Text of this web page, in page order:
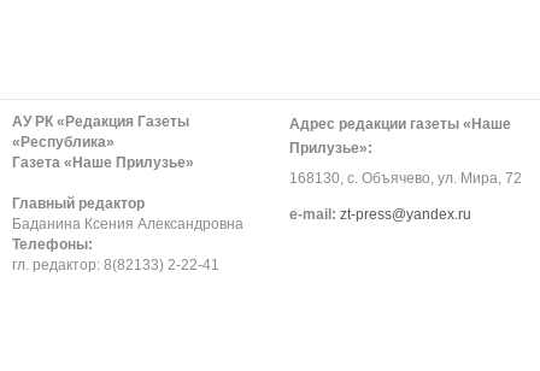
АУ РК «Редакция Газеты
«Республика»
Газета «Наше Прилузье»
Главный редактор
Баданина Ксения Александровна
Телефоны:
гл. редактор: 8(82133) 2-22-41
Адрес редакции газеты «Наше
Прилузье»:
168130, с. Объячево, ул. Мира, 72
е-mail: zt-press@yandex.ru